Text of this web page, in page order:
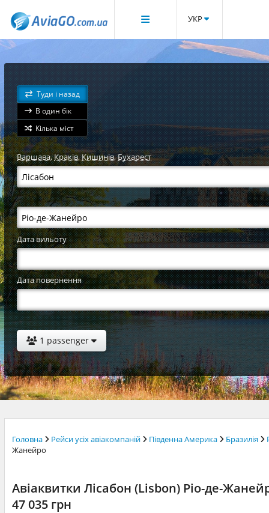
УКР
Туди і назад
В один бік
Кілька міст
Варшава,Краків,Кишинів,Бухарест
Дата вильоту
Дата повернення
1 passenger
Головна Рейси усіх авіакомпаній Південна Америка Бразилія
Жанейро
Авіаквитки Лісабон (Lisbon) Ріо-де-
47 035 грн